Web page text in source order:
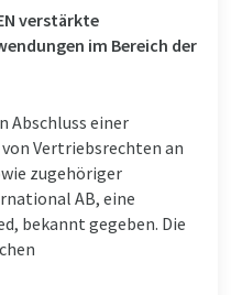
verstärkte
im Bereich der
Abschluss einer
Vertriebsrechten an
zugehöriger
AB, eine
bekannt gegeben. Die